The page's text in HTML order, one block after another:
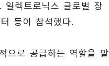
렉트로닉스 글로벌 장
등이 참석했다.
으로 공급하는 역할을 맡